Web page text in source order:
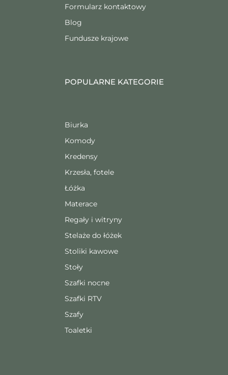
Formularz kontaktowy
Blog
Fundusze krajowe
POPULARNE KATEGORIE
Biurka
Komody
Kredensy
Krzesła, fotele
Łóżka
Materace
Regały i witryny
Stelaże do łóżek
Stoliki kawowe
Stoły
Szafki nocne
Szafki RTV
Szafy
Toaletki